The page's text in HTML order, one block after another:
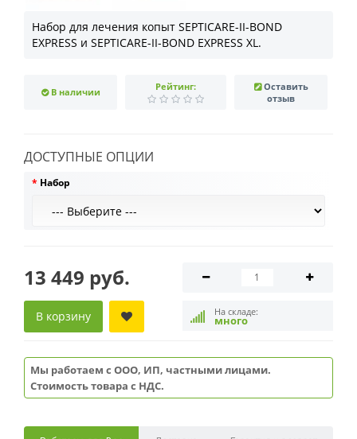
Набор для лечения копыт SEPTICARE-II-BOND
EXPRESS и SEPTICARE-II-BOND EXPRESS XL.
В наличии Рейтинг:
Оставить
отзыв
ДОСТУПНЫЕ ОПЦИИ
Набор
13 449 руб.
На складе:
много
В корзину
Мы работаем с ООО, ИП, частными лицами.
Стоимость товара с НДС.